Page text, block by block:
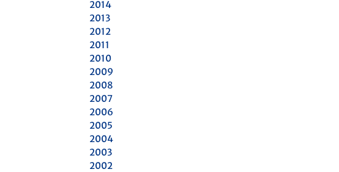
2014
2013
2012
2011
2010
2009
2008
2007
2006
2005
2004
2003
2002